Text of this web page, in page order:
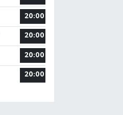
20:00
20:00
20:00
20:00